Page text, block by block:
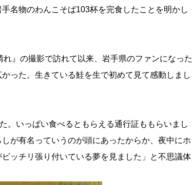
名物のわんこそば103杯を完食したことを明かし
』の撮影で訪れて以来、岩手県のファンになった
った。生きている鮭を生で初めて見て感動しまし
。いっぱい食べるともらえる通行証ももらいまし
が有名っていうのが頭にあったからか、夜中にホ
ッチリ張り付いている夢を見ました」と不思議体